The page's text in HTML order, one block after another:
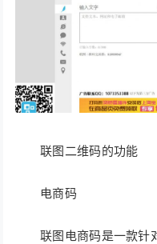
联图二维码的功能
电商码
联图电商码是一款针